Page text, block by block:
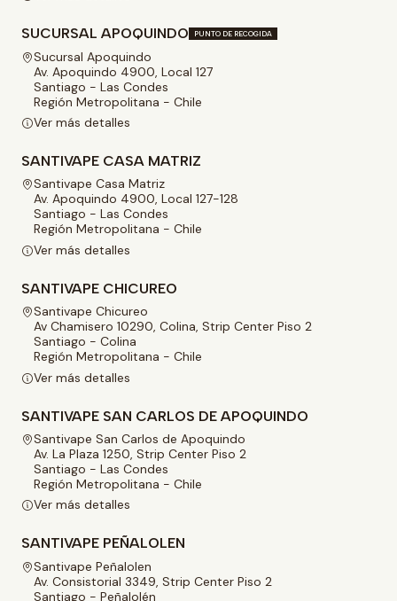
SUCURSAL APOQUINDO PUNTO DE RECOGIDA
Sucursal Apoquindo
Av. Apoquindo 4900, Local 127
Santiago - Las Condes
Región Metropolitana - Chile
Ver más detalles
SANTIVAPE CASA MATRIZ
Santivape Casa Matriz
Av. Apoquindo 4900, Local 127-128
Santiago - Las Condes
Región Metropolitana - Chile
Ver más detalles
SANTIVAPE CHICUREO
Santivape Chicureo
Av Chamisero 10290, Colina, Strip Center Piso 2
Santiago - Colina
Región Metropolitana - Chile
Ver más detalles
SANTIVAPE SAN CARLOS DE APOQUINDO
Santivape San Carlos de Apoquindo
Av. La Plaza 1250, Strip Center Piso 2
Santiago - Las Condes
Región Metropolitana - Chile
Ver más detalles
SANTIVAPE PEÑALOLEN
Santivape Peñalolen
Av. Consistorial 3349, Strip Center Piso 2
Santiago - Peñalolén